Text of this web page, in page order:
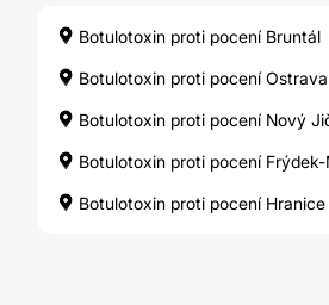
Botulotoxin proti pocení Bruntál
Botulotoxin proti pocení Ostrava
Botulotoxin proti pocení Nový
Botulotoxin proti pocení
Botulotoxin proti pocení